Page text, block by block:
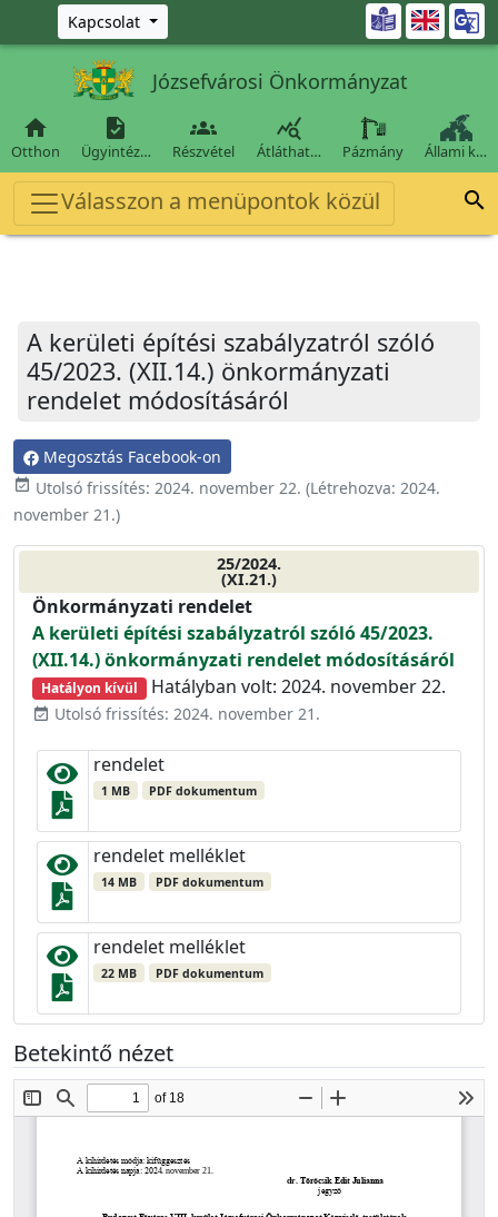
Ugrás a fő tartalomra
Kapcsolat 
Józsefvárosi Önkormányzat

Otthon

Ügyintéz…

Részvétel

Átláthat… Pázmány Állami k…
Válasszon a menüpontok közül 
A kerületi építési szabályzatról szóló
45/2023. (XII.14.) önkormányzati
rendelet módosításáról
Megosztás Facebook-on
event_available Utolsó frissítés: 2024. november 22. (Létrehozva: 2024.
november 21.)
25/2024.
(XI.21.)
Önkormányzati rendelet
A kerületi építési szabályzatról szóló 45/2023.
(XII.14.) önkormányzati rendelet módosításáról
Hatályon kívül Hatályban volt: 2024. november 22.
event_available Utolsó frissítés: 2024. november 21.
rendelet
1 MB PDF dokumentum
rendelet melléklet
14 MB PDF dokumentum
rendelet melléklet
22 MB PDF dokumentum
Betekintő nézet